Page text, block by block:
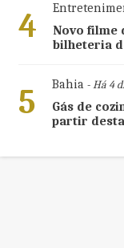
4
Novo filme
bilheteria
5 Bahia- Há 4
Gás de
partir